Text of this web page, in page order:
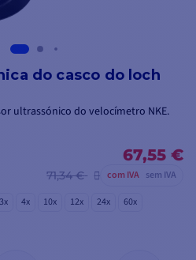
do casco do loch
ultrassónico do velocímetro NKE.
67,55 €
71,34 € com IVA sem IVA
3x 4x 10x 12x 24x 60x